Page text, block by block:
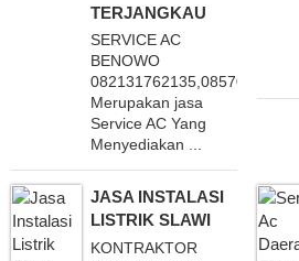
TERJANGKAU
SERVICE AC
BENOWO
082131762135,085706636147
Merupakan jasa
Service AC Yang
Menyediakan ...
JASA INSTALASI
LISTRIK SLAWI
KONTRAKTOR